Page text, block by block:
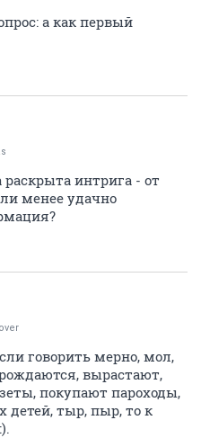
а как первый
интрига - от
менее удачно
говорить мерно, мол,
вырастают,
покупают пароходы,
детей, тыр, пыр, то к